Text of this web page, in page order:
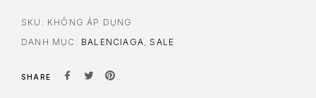
SKU: KHÔNG ÁP DỤNG
DANH MỤC: BALENCIAGA SALE
SHARE